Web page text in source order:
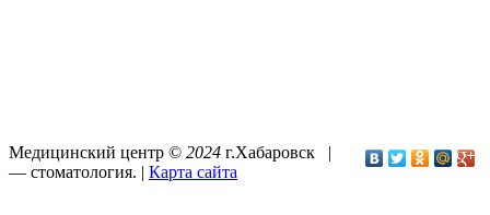
Медицинский центр © 2024 г.Хабаровск |
— стоматология. | Карта сайта